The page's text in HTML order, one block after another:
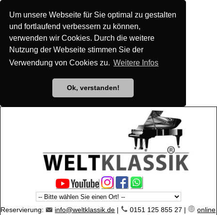
Um unsere Webseite für Sie optimal zu gestalten
und fortlaufend verbessern zu können,
verwenden wir Cookies. Durch die weitere
Nutzung der Webseite stimmen Sie der
Verwendung von Cookies zu. Weitere Infos
Ok, verstanden!
Reservierung: info@weltklassik.de | 0151 125 855 27 |
online